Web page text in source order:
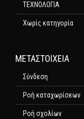
ΤΕΧΝΟΛΟΓΙΑ
Χωρίς κατηγορία
ΜΕΤΑΣΤΟΙΧΕΊΑ
Σύνδεση
Ροή καταχωρίσεων
Ροή σχολίων